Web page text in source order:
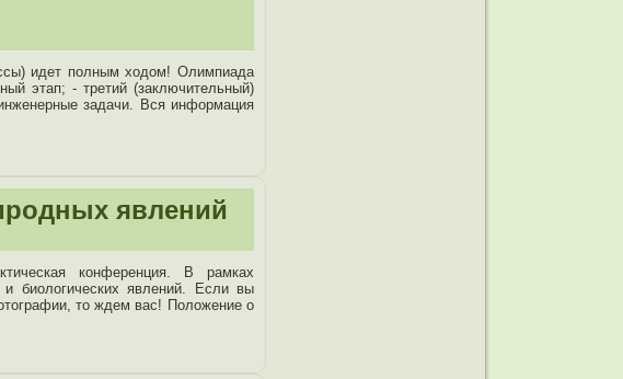
идет полным ходом! Олимпиада
этап; - третий (заключительный)
задачи. Вся информация
явлений
конференция. В рамках
и биологических явлений. Если вы
то ждем вас! Положение о